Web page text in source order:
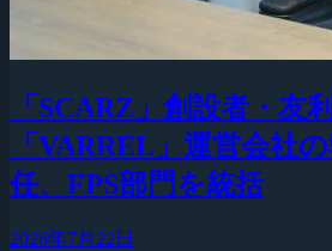
「SCARZ」創設者・友
「VARREL」運営会社
任、FPS部門を統括
2026年7月22日